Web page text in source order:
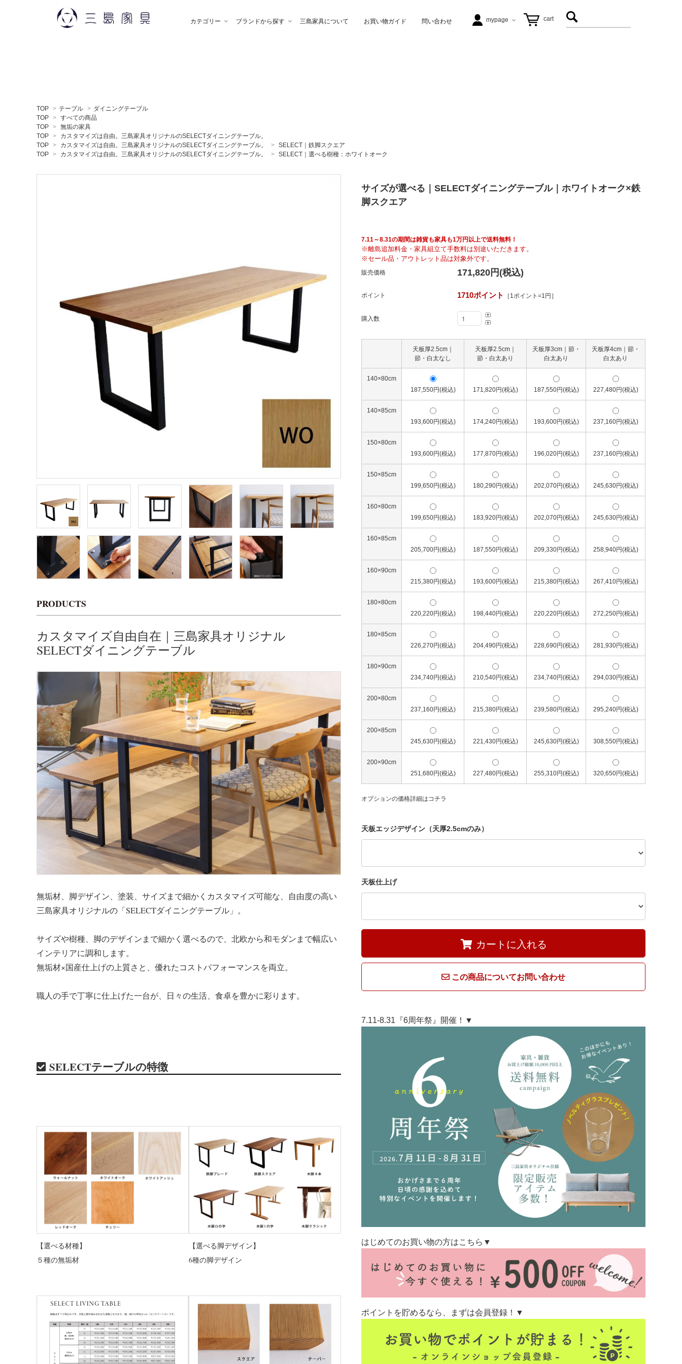
カテゴリー
デスク
ミラー ラグ・ファブリック 照 明
ブランドから探す
薫玉堂
神藤タオル ちぎらまりこ tetra（テトラ）
にじゆら 能作
ぽれぽれ 松野屋 MARUNI60
mina perhonen ヤマチク
三島家具について お買い物ガイド 問い合わせ mypage cart
TOP > テーブル > ダイニングテーブル
TOP > すべての商品
TOP > 無垢の家具
TOP >
カスタマイズは自由。三島家具オリジナルのSELECTダイニングテーブル。
TOP > カスタマイズは自由。三島家具オリジナルのSELECTダイニングテーブル。 > SELECT｜鉄脚スクエア
TOP > カスタマイズは自由。三島家具オリジナルのSELECTダイニングテーブル。 > SELECT｜選べる樹種：ホワイトオーク
PRODUCTS
カスタマイズ自由自在｜三島家具オリジナル
SELECTダイニングテーブル
無垢材、脚デザイン、塗装、サイズまで細かくカスタマイズ可能な、自由度の高い
三島家具オリジナルの「SELECTダイニングテーブル」。
サイズや樹種、脚のデザインまで細かく選べるので、北欧から和モダンまで幅広い
インテリアに調和します。
無垢材×国産仕上げの上質さと、優れたコストパフォーマンスを両立。
職人の手で丁寧に仕上げた一台が、日々の生活、食卓を豊かに彩ります。
SELECTテーブルの特徴
【選べる材種】
５種の無垢材
【選べる脚デザイン】
6種の脚デザイン
サイズが選べる｜SELECTダイニングテーブル｜ホワイトオーク×鉄
脚スクエア
7.11～8.31の期間は雑貨も家具も1万円以上で送料無料！
※離島追加料金・家具組立て手数料は別途いただきます。
※セール品・アウトレット品は対象外です。
販売価格 171,820円(税込)
ポイント 1710ポイント ［1ポイント=1円］
購入数
天板厚2.5cm｜
節・白太なし
天板厚2.5cm｜
節・白太あり
天板厚3cm｜節・
白太あり
天板厚4cm｜節・
白太あり
140×80cm
187,550円(税込)
171,820円(税込) 187,550円(税込) 227,480円(税込)
140×85cm
193,600円(税込)
174,240円(税込) 193,600円(税込) 237,160円(税込)
150×80cm
193,600円(税込)
177,870円(税込) 196,020円(税込) 237,160円(税込)
150×85cm
199,650円(税込)
180,290円(税込) 202,070円(税込) 245,630円(税込)
160×80cm
199,650円(税込)
183,920円(税込) 202,070円(税込) 245,630円(税込)
160×85cm
205,700円(税込)
187,550円(税込) 209,330円(税込) 258,940円(税込)
160×90cm
215,380円(税込)
193,600円(税込) 215,380円(税込) 267,410円(税込)
180×80cm
220,220円(税込)
198,440円(税込) 220,220円(税込) 272,250円(税込)
180×85cm
226,270円(税込)
204,490円(税込) 228,690円(税込) 281,930円(税込)
180×90cm
234,740円(税込)
210,540円(税込) 234,740円(税込) 294,030円(税込)
200×80cm
237,160円(税込)
215,380円(税込) 239,580円(税込) 295,240円(税込)
200×85cm
245,630円(税込)
221,430円(税込) 245,630円(税込) 308,550円(税込)
200×90cm
251,680円(税込)
227,480円(税込) 255,310円(税込) 320,650円(税込)
オプションの価格詳細はコチラ
天板エッジデザイン（天厚2.5cmのみ）
天板仕上げ
カートに入れる
この商品についてお問い合わせ
7.11-8.31『6周年祭』開催！▼
はじめてのお買い物の方はこちら▼
ポイントを貯めるなら、まずは会員登録！▼